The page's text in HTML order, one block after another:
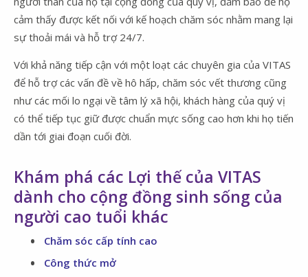
cảm thấy được kết nối với kế hoạch chăm sóc nhằm mang lại
sự thoải mái và hỗ trợ 24/7.
Với khả năng tiếp cận với một loạt các chuyên gia của VITAS
để hỗ trợ các vấn đề về hô hấp, chăm sóc vết thương cũng
như các mối lo ngại về tâm lý xã hội, khách hàng của quý vị
có thể tiếp tục giữ được chuẩn mực sống cao hơn khi họ tiến
dần tới giai đoạn cuối đời.
Khám phá các Lợi thế của VITAS
dành cho cộng đồng sinh sống của
người cao tuổi khác
Chăm sóc cấp tính cao
Công thức mở